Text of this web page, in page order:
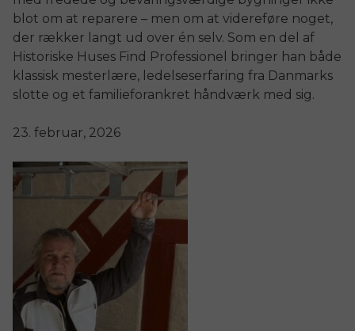
blot om at reparere – men om at videreføre noget,
der rækker langt ud over én selv. Som en del af
Historiske Huses Find Professionel bringer han både
klassisk mesterlære, ledelseserfaring fra Danmarks
slotte og et familieforankret håndværk med sig.
23. februar, 2026